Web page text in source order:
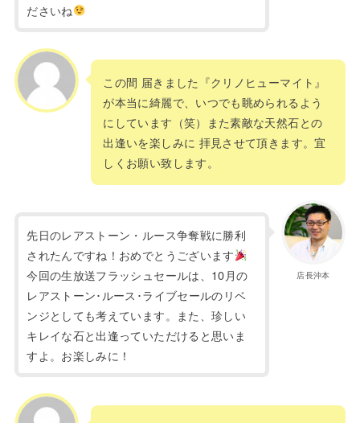
ださいね
この間 届きました『クリノヒューマイト』
が本当に綺麗で、いつでも眺められるよう
にしています（笑）また素敵な天然石との
出逢いを楽しみに 拝見させて頂きます。宜
しくお願い致します。
店長沖本
先日のレアストーン・ルース争奪戦に勝利
されたんですね！おめでとうございます
今回の生放送フラッシュセールは、10月の
レアストーン･ルース･ライブセールのリベ
ンジとしても考えています。また、珍しい
キレイな石と出逢っていただけると思いま
すよ。お楽しみに！